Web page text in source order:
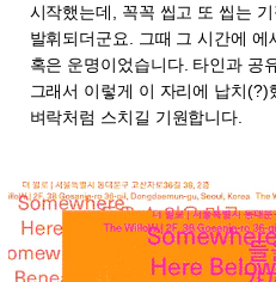
시작했는데, 꼭꼭 씹고 또 씹는
발휘되더군요. 그때 그 시간에
혹은 운명이었습니다. 타인과 공
그래서 이렇게 이 자리에 납치(?)
벼락처럼 스치길 기원합니다.